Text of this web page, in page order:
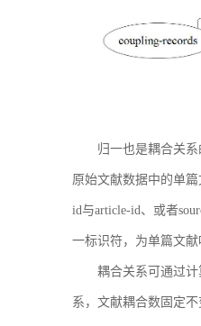
归一也是耦合关
原始文献数据中的单篇
id与article-id、或者
一标识符，为单篇文
耦合关系可通过
系，文献耦合数固定不